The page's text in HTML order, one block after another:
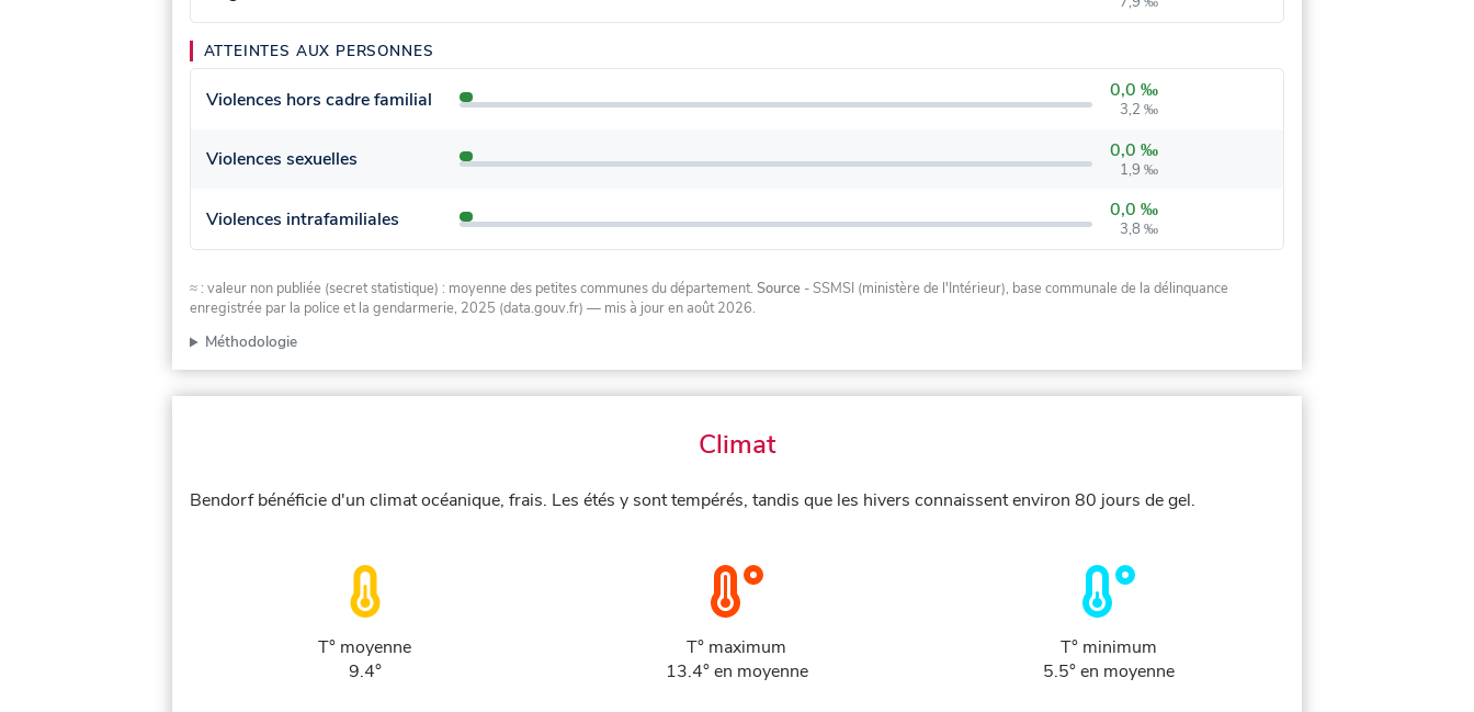
ATTEINTES AUX PERSONNES
Violences hors cadre familial 0,0 ‰
3,2 ‰
Violences sexuelles 0,0 ‰
1,9 ‰
Violences intrafamiliales 0,0 ‰
3,8 ‰
≈ : valeur non publiée (secret statistique) : moyenne des petites communes du département. Source - SSMSI (ministère de l'Intérieur), base communale de la délinquance
enregistrée par la police et la gendarmerie, 2025 (data.gouv.fr) — mis à jour en août 2026.
Méthodologie
Climat
Bendorf bénéficie d'un climat océanique, frais. Les étés y sont tempérés, tandis que les hivers connaissent environ 80 jours de gel.
T° moyenne
9.4°
T° maximum
13.4° en moyenne
T° minimum
5.5° en moyenne